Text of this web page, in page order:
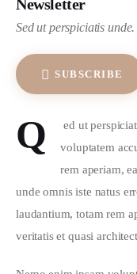
Newsletter
Sed ut perspiciatis unde.
SUBSCRIBE
Q
ed ut
voluptatem
rem aperiam,
unde omnis iste natus
laudantium, totam rem
veritatis et quasi